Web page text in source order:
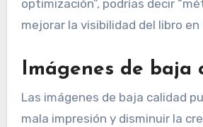
optimización”, podrías decir
mejorar la visibilidad del libro en
Imágenes de baja
Las imágenes de baja calidad
mala impresión y disminuir la